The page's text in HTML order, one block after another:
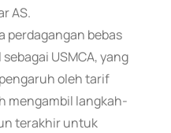
AS.
perdagangan bebas
USMCA, yang
oleh tarif
mengambil langkah-
terakhir untuk